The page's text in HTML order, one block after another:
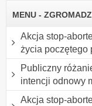
MENU -
Akcja stop-
życia poczętego
Publiczny
intencji odnowy
Akcja stop-